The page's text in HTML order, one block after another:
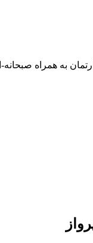
به همراه